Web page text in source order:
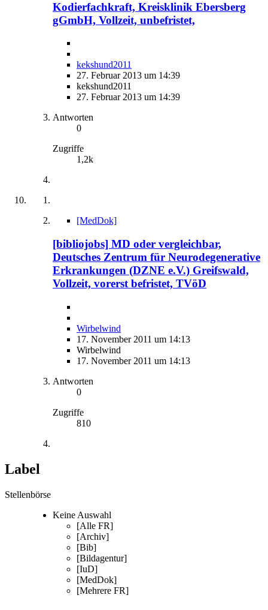
Kodierfachkraft, Kreisklinik Ebersberg
gGmbH, Vollzeit, unbefristet,
kekshund2011
27. Februar 2013 um 14:39
kekshund2011
27. Februar 2013 um 14:39
Antworten
0
Zugriffe
1,2k
[MedDok]
[bibliojobs] MD oder vergleichbar,
Deutsches Zentrum für Neurodegenerative
Erkrankungen (DZNE e.V.) Greifswald,
Vollzeit, vorerst befristet, TVöD
Wirbelwind
17. November 2011 um 14:13
Wirbelwind
17. November 2011 um 14:13
Antworten
0
Zugriffe
810
Label
Stellenbörse
Keine Auswahl
[Alle FR]
[Archiv]
[Bib]
[Bildagentur]
[IuD]
[MedDok]
[Mehrere FR]